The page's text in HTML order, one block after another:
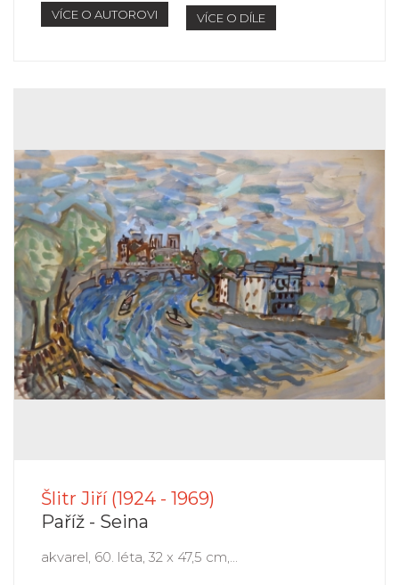
VÍCE O AUTOROVI VÍCE O DÍLE
Šlitr Jiří (1924 - 1969)
Paříž - Seina
akvarel, 60. léta, 32 x 47,5 cm,...